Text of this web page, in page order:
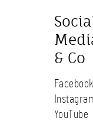
& Co
YouTube